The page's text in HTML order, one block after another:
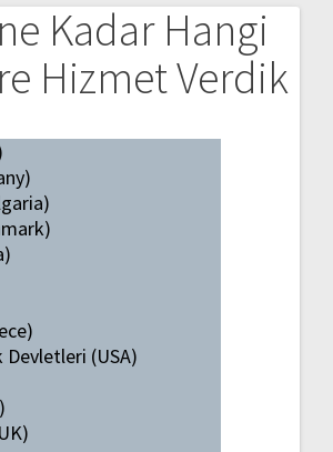
Kadar Hangi
Hizmet Verdik
(USA)